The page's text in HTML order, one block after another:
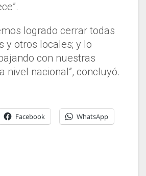
logrado cerrar todas
y otros locales; y lo
con nuestras
nivel nacional”, concluyó.
Facebook WhatsApp